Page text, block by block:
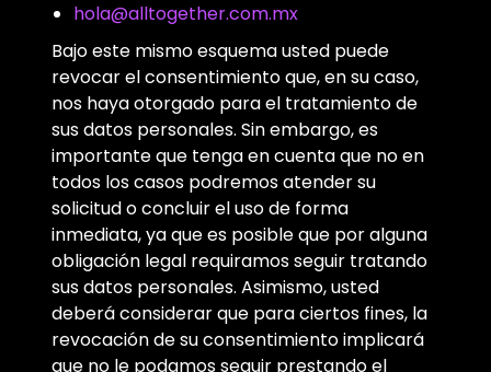
hola@alltogether.com.mx
Bajo este mismo esquema usted puede
revocar el consentimiento que, en su caso,
nos haya otorgado para el tratamiento de
sus datos personales. Sin embargo, es
importante que tenga en cuenta que no en
todos los casos podremos atender su
solicitud o concluir el uso de forma
inmediata, ya que es posible que por alguna
obligación legal requiramos seguir tratando
sus datos personales. Asimismo, usted
deberá considerar que para ciertos fines, la
revocación de su consentimiento implicará
que no le podamos seguir prestando el